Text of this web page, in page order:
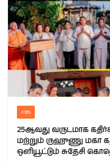
JOBS
25ஆவது வருடமாக
மற்றும் ருஹுணு மகா
ஒளியூட்டும் சுதேசி